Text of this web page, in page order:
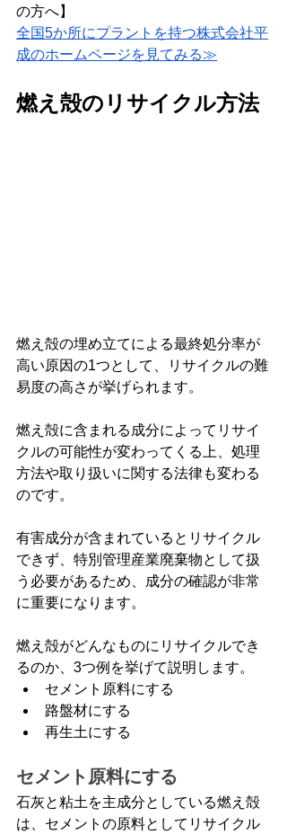
の方へ】
全国5か所にプラントを持つ株式会社平
成のホームページを見てみる≫
燃え殻のリサイクル方法
燃え殻の埋め立てによる最終処分率が
高い原因の1つとして、リサイクルの難
易度の高さが挙げられます。
燃え殻に含まれる成分によってリサイ
クルの可能性が変わってくる上、処理
方法や取り扱いに関する法律も変わる
のです。
有害成分が含まれているとリサイクル
できず、特別管理産業廃棄物として扱
う必要があるため、成分の確認が非常
に重要になります。
燃え殻がどんなものにリサイクルでき
るのか、3つ例を挙げて説明します。
セメント原料にする
路盤材にする
再生土にする
セメント原料にする
石灰と粘土を主成分としている燃え殻
は、セメントの原料としてリサイクル